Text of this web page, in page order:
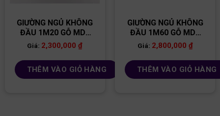
GIƯỜNG NGỦ KHÔNG
ĐẦU 1M20 GỖ MDF
GN68
Giá: 2,300,000₫
THÊM VÀO GIỎ HÀNG
GIƯỜNG NGỦ KHÔNG
ĐẦU 1M60 GỖ MDF
GN65
Giá: 2,800,000 ₫
THÊM VÀO GIỎ HÀNG